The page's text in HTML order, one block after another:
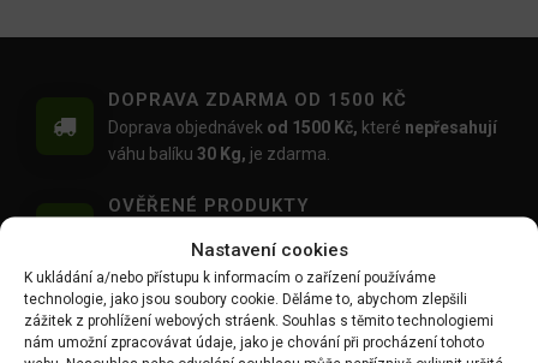
Nastavení cookies
K ukládání a/nebo přístupu k informacím o zařízení používáme
technologie, jako jsou soubory cookie. Děláme to, abychom zlepšili
zážitek z prohlížení webových stráenk. Souhlas s těmito technologiemi
nám umožní zpracovávat údaje, jako je chování při procházení tohoto
DOPRAVA ZDARMA OD 1500 KČ
Doprava objednávek od 1500 Kč, které nepřesahují
váhu balíku 30 Kg, je zdarma.
OVĚŘENÉ PRODUKTY
realizacích zahrad.
MOŽNOST OSOBNÍHO ODBĚRU
Objednávku si můžete i vyzvednout zdarma na